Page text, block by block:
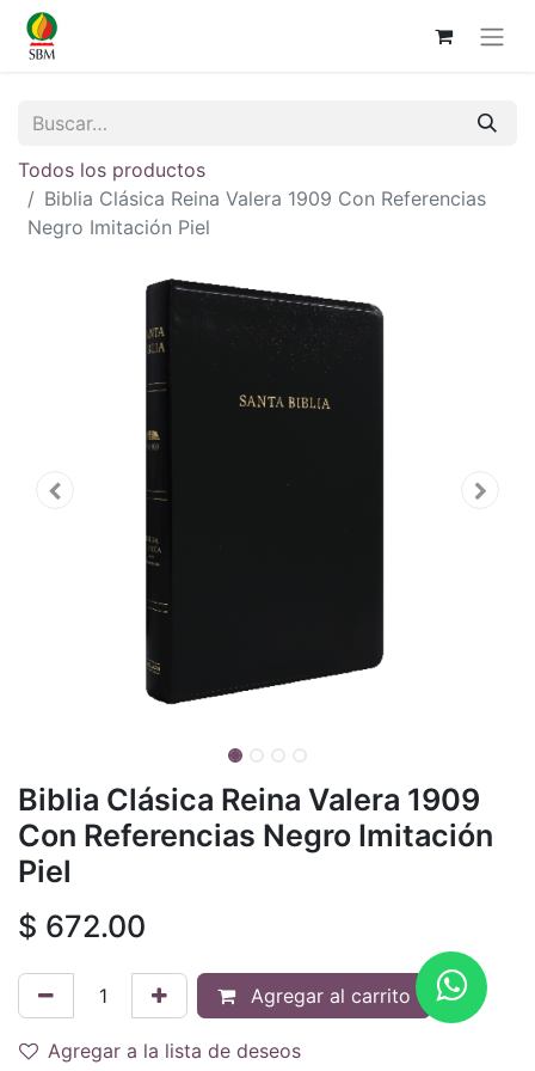
Todos los productos
Biblia Clásica Reina Valera 1909 Con Referencias
Negro Imitación Piel
Biblia Clásica Reina Valera 1909
Con Referencias Negro Imitación
Piel
$ 672.00
Agregar al carrito
Agregar a la lista de deseos